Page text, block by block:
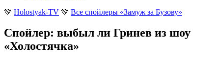
💚 Holostyak-TV 💚 Все спойлеры «Замуж за Бузову»
Спойлер: выбыл ли Гринев из шоу
«Холостячка»